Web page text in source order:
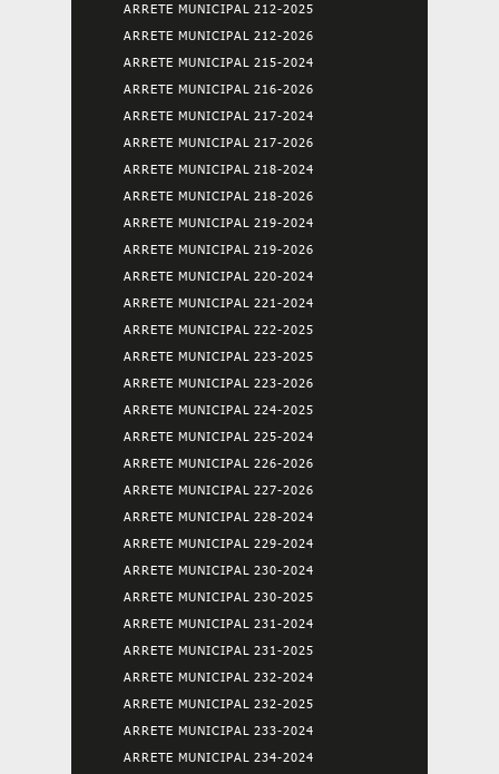
ARRETE MUNICIPAL 212-2025
ARRETE MUNICIPAL 212-2026
ARRETE MUNICIPAL 215-2024
ARRETE MUNICIPAL 216-2026
ARRETE MUNICIPAL 217-2024
ARRETE MUNICIPAL 217-2026
ARRETE MUNICIPAL 218-2024
ARRETE MUNICIPAL 218-2026
ARRETE MUNICIPAL 219-2024
ARRETE MUNICIPAL 219-2026
ARRETE MUNICIPAL 220-2024
ARRETE MUNICIPAL 221-2024
ARRETE MUNICIPAL 222-2025
ARRETE MUNICIPAL 223-2025
ARRETE MUNICIPAL 223-2026
ARRETE MUNICIPAL 224-2025
ARRETE MUNICIPAL 225-2024
ARRETE MUNICIPAL 226-2026
ARRETE MUNICIPAL 227-2026
ARRETE MUNICIPAL 228-2024
ARRETE MUNICIPAL 229-2024
ARRETE MUNICIPAL 230-2024
ARRETE MUNICIPAL 230-2025
ARRETE MUNICIPAL 231-2024
ARRETE MUNICIPAL 231-2025
ARRETE MUNICIPAL 232-2024
ARRETE MUNICIPAL 232-2025
ARRETE MUNICIPAL 233-2024
ARRETE MUNICIPAL 234-2024